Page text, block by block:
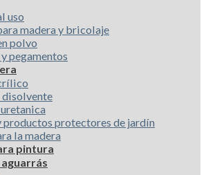
uso
madera y bricolaje
polvo
pegamentos
disolvente
productos protectores de jardín
la madera
pintura